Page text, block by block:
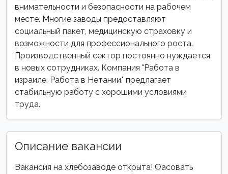
внимательности и безопасности на рабочем
месте. Многие заводы предоставляют
социальный пакет, медицинскую страховку и
возможности для профессионального роста.
Производственный сектор постоянно нуждается
в новых сотрудниках. Компания "Работа в
израиле. Работа в Нетании." предлагает
стабильную работу с хорошими условиями
труда.
Описание вакансии
Вакансия на хлебозаводе открыта! Фасовать